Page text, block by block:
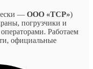
— ООО «ТСР»)
погрузчики и
Работаем
официальные